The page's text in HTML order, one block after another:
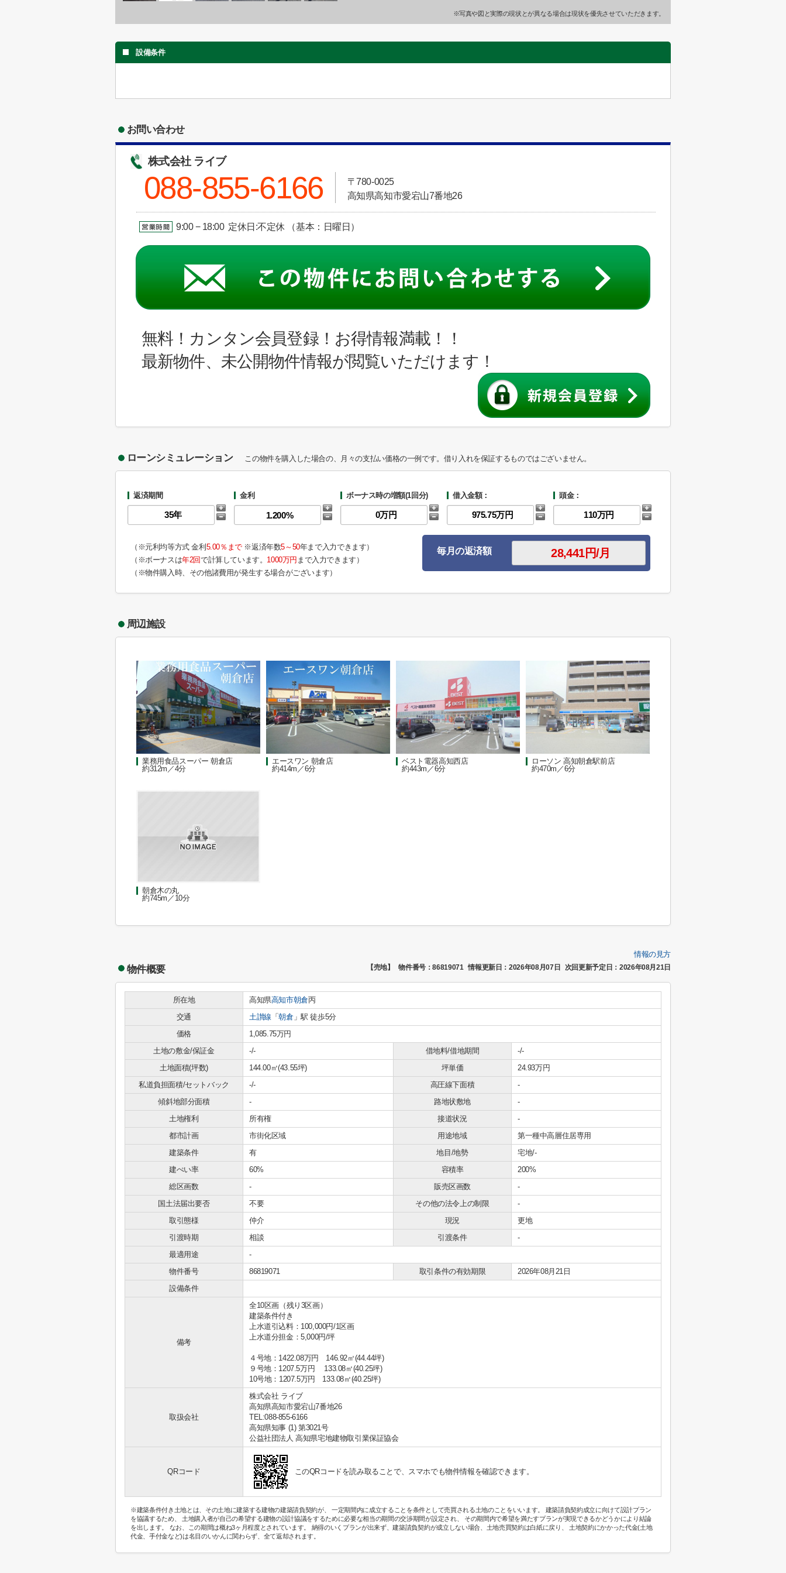
※写真や図と実際の現状とが異なる場合は現状を優先させていただきます。
設備条件
お問い合わせ
株式会社 ライブ
088-855-6166
〒780-0025
高知県高知市愛宕山7番地26
9:00 − 18:00 定休日:不定休 （基本：日曜日）
無料！カンタン会員登録！お得情報満載！！
最新物件、未公開物件情報が閲覧いただけます！
ローンシミュレーション この物件を購入した場合の、月々の支払い価格の一例です。借り入れを保証するものではございません。
返済期間 金利 ボーナス時の増額(1回分) 借入金額： 頭金：
（※元利均等方式 金利 5.00％まで※返済年数5～50年まで入力できます）
（※ボーナスは年2回で計算しています。 1000万円 まで入力できます）
（※物件購入時、その他諸費用が発生する場合がございます）
毎月の返済額
周辺施設
業務用食品スーパー 朝倉店
約312m／4分
エースワン 朝倉店
約414m／6分
ベスト電器高知西店
約443m／6分
ローソン 高知朝倉駅前店
約470m／6分
朝倉木の丸
約745m／10分
情報の見方
物件概要 【売地】 物件番号：86819071 情報更新日：2026年08月07日 次回更新予定日：2026年08月21日
所在地 高知県高知市朝倉丙
交通
土讃線 「朝倉」駅 徒歩5分
価格
1,085.75万円
土地の敷金/保証金
-/- 借地料/借地期間
-/-
土地面積(坪数)
144.00㎡(43.55坪) 坪単価
24.93万円
私道負担面積/セットバック
-/- 高圧線下面積
-
傾斜地部分面積
- 路地状敷地
-
土地権利
所有権 接道状況
-
都市計画
市街化区域 用途地域
第一種中高層住居専用
建築条件
有 地目/地勢
宅地/-
建ぺい率
60% 容積率
200%
総区画数
- 販売区画数
-
国土法届出要否
不要 その他の法令上の制限
-
取引態様
仲介 現況
更地
引渡時期
相談 引渡条件
-
最適用途
-
物件番号
86819071 取引条件の有効期限
2026年08月21日
設備条件
備考
全10区画（残り3区画）
建築条件付き
上水道引込料：100,000円/1区画
上水道分担金：5,000円/坪
４号地：1422.08万円 146.92㎡(44.44坪)
９号地：1207.5万円 133.08㎡(40.25坪)
10号地：1207.5万円 133.08㎡(40.25坪)
取扱会社
株式会社 ライブ
高知県高知市愛宕山7番地26
TEL:088-855-6166
高知県知事 (1) 第3021号
公益社団法人 高知県宅地建物取引業保証協会
QRコード このQRコードを読み取ることで、スマホでも物件情報を確認できます。
※建築条件付き土地とは、その土地に建築する建物の建築請負契約が、 一定期間内に成立することを条件として売買される土地のことをいいます。 建築請負契約成立に向けて設計プラン
を協議するため、 土地購入者が自己の希望する建物の設計協議をするために必要な相当の期間の交渉期間が設定され、 その期間内で希望を満たすプランが実現できるかどうかにより結論
を出します。 なお、この期間は概ね3ヶ月程度とされています。 納得のいくプランが出来ず、建築請負契約が成立しない場合、土地売買契約は白紙に戻り、 土地契約にかかった代金(土地
代金、手付金など)は名目のいかんに関わらず、全て返却されます。